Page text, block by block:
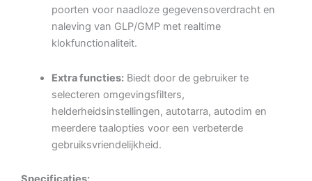
poorten voor naadloze gegevensoverdracht en
naleving van GLP/GMP met realtime
klokfunctionaliteit.
Extra functies: Biedt door de gebruiker te
selecteren omgevingsfilters,
helderheidsinstellingen, autotarra, autodim en
meerdere taalopties voor een verbeterde
gebruiksvriendelijkheid.